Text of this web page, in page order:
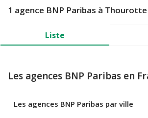
1 agence BNP Paribas à Thourotte
Liste
Les agences BNP Paribas en
Les agences BNP Paribas par ville